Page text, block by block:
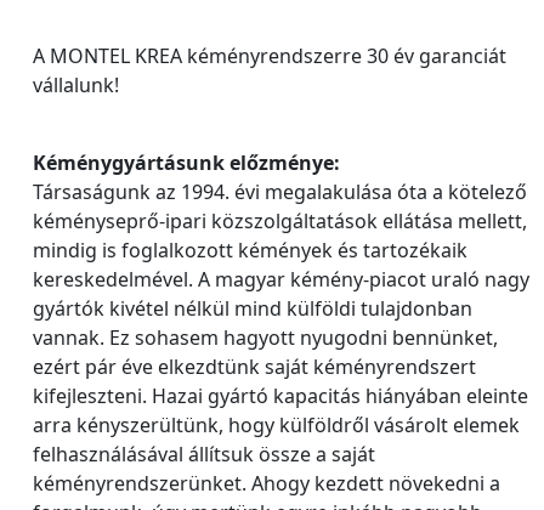
A MONTEL KREA kéményrendszerre 30 év garanciát
vállalunk!
Kéménygyártásunk előzménye:
Társaságunk az 1994. évi megalakulása óta a kötelező
kéményseprő-ipari közszolgáltatások ellátása mellett,
mindig is foglalkozott kémények és tartozékaik
kereskedelmével. A magyar kémény-piacot uraló nagy
gyártók kivétel nélkül mind külföldi tulajdonban
vannak. Ez sohasem hagyott nyugodni bennünket,
ezért pár éve elkezdtünk saját kéményrendszert
kifejleszteni. Hazai gyártó kapacitás hiányában eleinte
arra kényszerültünk, hogy külföldről vásárolt elemek
felhasználásával állítsuk össze a saját
kéményrendszerünket. Ahogy kezdett növekedni a